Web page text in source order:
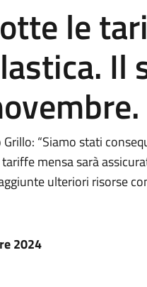
le
Il
Grillo: “Siamo stati
mensa sarà
ulteriori risorse
2024